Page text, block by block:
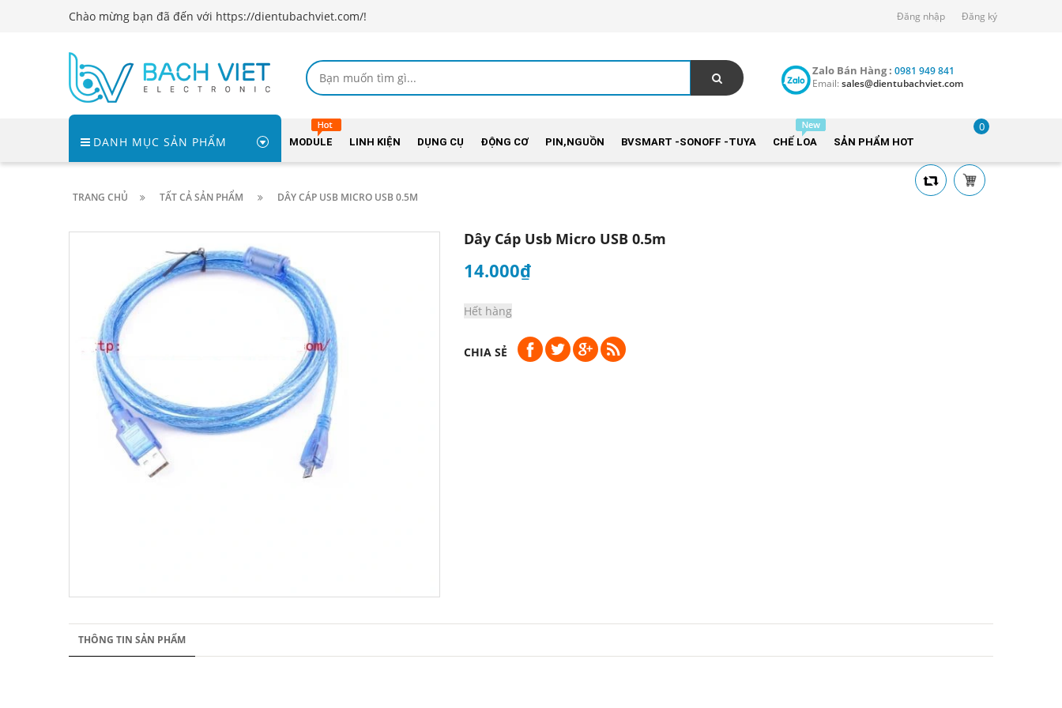
Chào mừng bạn đã đến với https://dientubachviet.com/! Đăng nhập Đăng ký
Zalo Bán Hàng : 0981 949 841
Email: sales@dientubachviet.com
DANH MỤC SẢN PHẨM MODULE LINH KIỆN DỤNG CỤ ĐỘNG CƠ PIN,NGUỒN BVSMART -SONOFF -TUYA CHẾ LOA SẢN PHẨM HOT
0
TRANG CHỦ TẤT CẢ SẢN PHẨM DÂY CÁP USB MICRO USB 0.5M
Dây Cáp Usb Micro USB 0.5m
14.000₫
Hết hàng
CHIA SẺ
THÔNG TIN SẢN PHẨM